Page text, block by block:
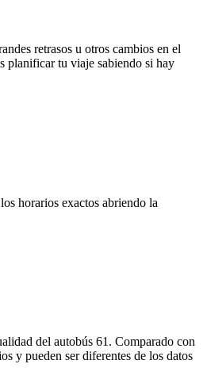
retrasos u otros cambios en el
planificar tu viaje sabiendo si hay
horarios exactos abriendo la
del autobús 61. Comparado con
y pueden ser diferentes de los datos